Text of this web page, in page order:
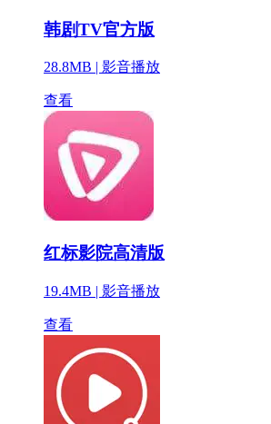
韩剧TV官方版
28.8MB | 影音播放
查看
红标影院高清版
19.4MB | 影音播放
查看